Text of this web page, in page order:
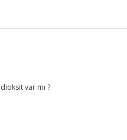
var mı ?